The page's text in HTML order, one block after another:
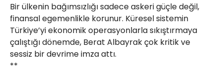
Bir ülkenin bağımsızlığı sadece askeri güçle değil,
finansal egemenlikle korunur. Küresel sistemin
Türkiye’yi ekonomik operasyonlarla sıkıştırmaya
çalıştığı dönemde, Berat Albayrak çok kritik ve
sessiz bir devrime imza attı.
​**
Web TV Galeri Yazarlar